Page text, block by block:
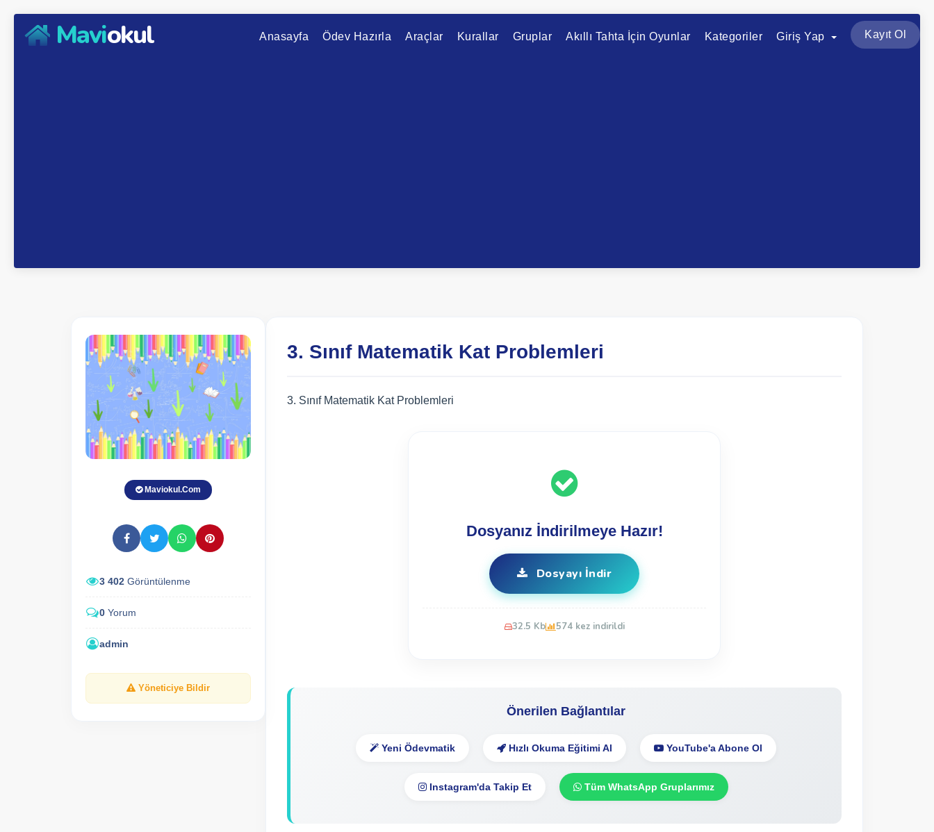
Maviokul Anasayfa Ödev Hazırla Araçlar Kurallar Gruplar Akıllı Tahta İçin Oyunlar Kategoriler Giriş Yap Kayıt Ol
Maviokul.Com
3 402 Görüntülenme
0 Yorum
admin
Yöneticiye Bildir
3. Sınıf Matematik Kat Problemleri
3. Sınıf Matematik Kat Problemleri
Dosyanız İndirilmeye Hazır!
Dosyayı İndir
32.5 Kb 574 kez indirildi
Önerilen Bağlantılar
Yeni Ödevmatik Hızlı Okuma Eğitimi Al YouTube'a Abone Ol
Instagram'da Takip Et Tüm WhatsApp Gruplarımız